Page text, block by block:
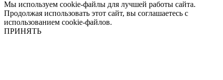
Мы используем cookie-файлы для лучшей работы сайта.
Продолжая использовать этот сайт, вы соглашаетесь с
использованием cookie-файлов.
ПРИНЯТЬ